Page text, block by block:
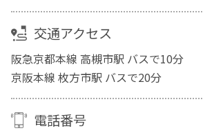
交通アクセス
阪急京都本線 高槻市駅 バスで10分
京阪本線 枚方市駅 バスで20分
電話番号